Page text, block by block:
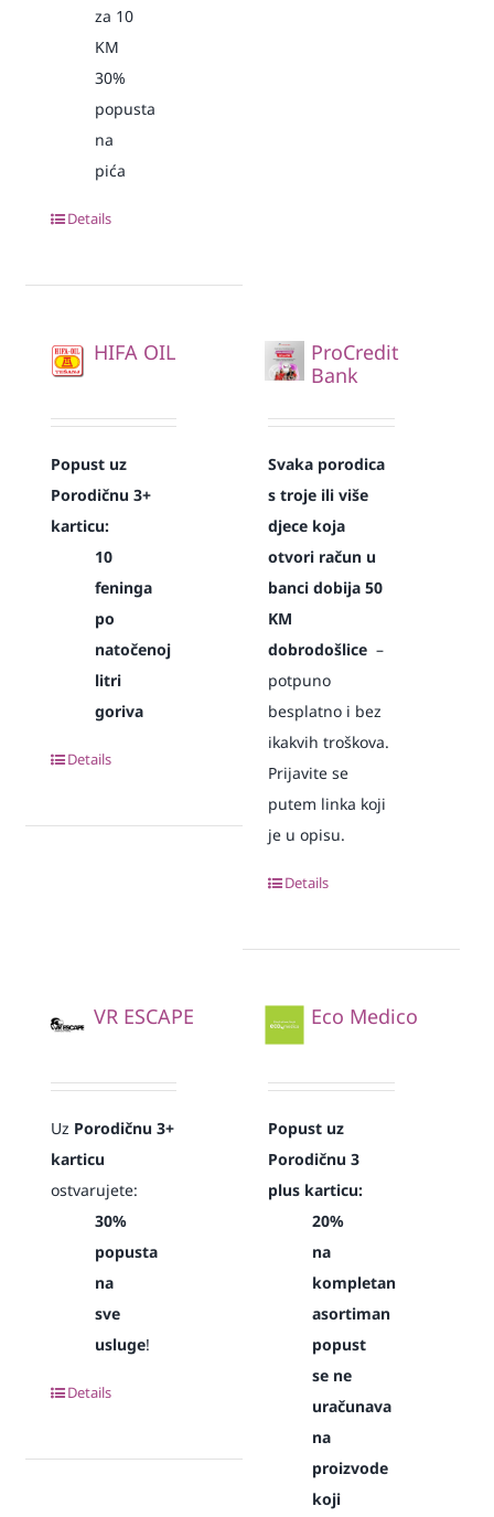
za 10
KM
30%
popusta
na
pića
Details
HIFA OIL
Popust uz
Porodičnu 3+
karticu:
10
feninga
po
natočenoj
litri
goriva
Details
ProCredit
Bank
Svaka porodica
s troje ili više
djece koja
otvori račun u
banci dobija 50
KM
dobrodošlice –
potpuno
besplatno i bez
ikakvih troškova.
Prijavite se
putem linka koji
je u opisu.
Details
VR ESCAPE
Uz Porodičnu 3+
karticu
ostvarujete:
30%
popusta
na
sve
usluge!
Details
Eco Medico
Popust uz
Porodičnu 3
plus karticu:
20%
na
kompletan
asortiman
popust
se ne
uračunava
na
proizvode
koji